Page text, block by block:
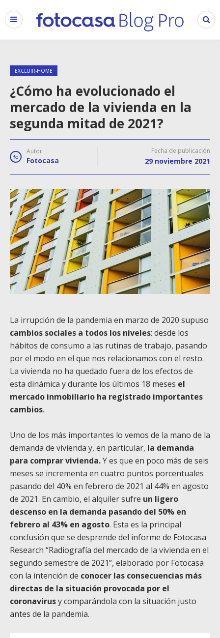
EXCLUIR-HOME
¿Cómo ha evolucionado el
mercado de la vivienda en la
segunda mitad de 2021?
Autor
Fotocasa
Fecha de publicación
29 noviembre 2021
La irrupción de la pandemia en marzo de 2020 supuso
cambios sociales a todos los niveles: desde los
hábitos de consumo a las rutinas de trabajo, pasando
por el modo en el que nos relacionamos con el resto.
La vivienda no ha quedado fuera de los efectos de
esta dinámica y durante los últimos 18 meses el
mercado inmobiliario ha registrado importantes
cambios.
Uno de los más importantes lo vemos de la mano de la
demanda de vivienda y, en particular, la demanda
para comprar vivienda.Y es que en poco más de seis
meses se incrementa en cuatro puntos porcentuales
pasando del 40% en febrero de 2021 al 44% en agosto
de 2021. En cambio, el alquiler sufre un ligero
descenso en la demanda pasando del 50% en
febrero al 43% en agosto. Esta es la principal
conclusión que se desprende del informe de Fotocasa
Research “Radiografía del mercado de la vivienda en el
segundo semestre de 2021”, elaborado por Fotocasa
con la intención de conocer las consecuencias más
directas de la situación provocada por el
coronavirusy comparándola con la situación justo
antes de la pandemia.